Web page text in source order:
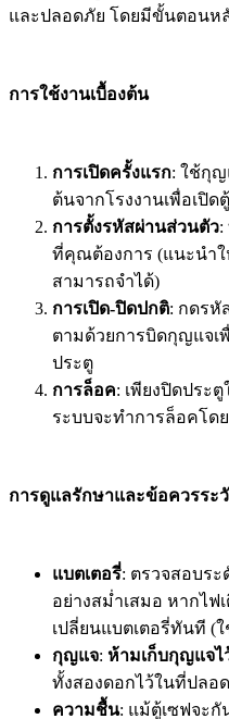
และปลอดภัย โดยมีขั้นตอนห
การใช้งานเบื้องต้น
การเปิดครั้งแรก: ใช้กุ
ต้นจากโรงงานเพื่อเปิดตู้
การตั้งรหัสผ่านส่วนตัว:
ที่คุณต้องการ (แนะนำ
สามารถจำได้)
การเปิด-ปิดปกติ: กดร
ตามด้วยการบิดกุญแจเ
ประตู
การล็อค: เพียงปิดประ
ระบบจะทำการล็อคโด
การดูแลรักษาและข้อควรระ
แบตเตอรี่: ตรวจสอบร
อย่างสม่ำเสมอ หากไ
เปลี่ยนแบตเตอรี่ทันที (
กุญแจ: ห้ามเก็บกุญแจไ
ทั้งสองดอกไว้ในที่ปลอ
ความชื้น: แม้ตู้เซฟจะ